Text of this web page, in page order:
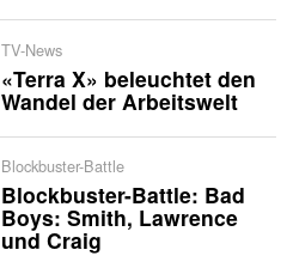
TV-News
«Terra X» beleuchtet den
Wandel der Arbeitswelt
Blockbuster-Battle
Blockbuster-Battle: Bad
Boys: Smith, Lawrence
und Craig